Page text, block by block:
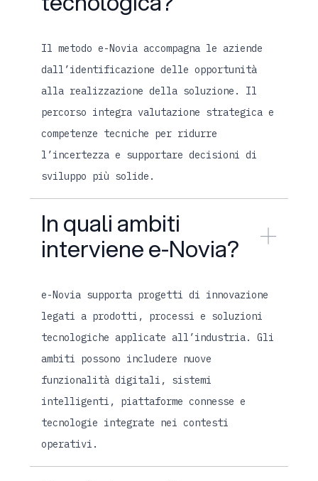
Il metodo e-Novia accompagna le aziende
dall’identificazione delle opportunità
alla realizzazione della soluzione. Il
percorso integra valutazione strategica e
competenze tecniche per ridurre
l’incertezza e supportare decisioni di
sviluppo più solide.
In quali ambiti
interviene e-Novia?
e-Novia supporta progetti di innovazione
legati a prodotti, processi e soluzioni
tecnologiche applicate all’industria. Gli
ambiti possono includere nuove
funzionalità digitali, sistemi
intelligenti, piattaforme connesse e
tecnologie integrate nei contesti
operativi.